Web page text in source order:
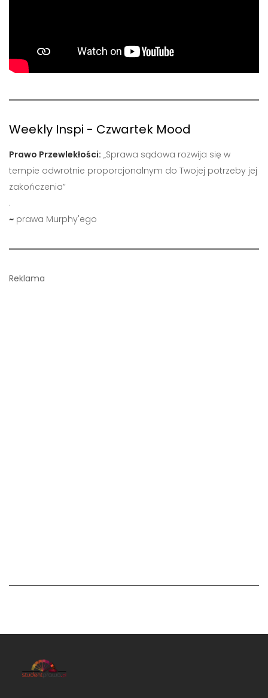
Weekly Inspi - Czwartek Mood
Prawo Przewlekłości: „Sprawa sądowa rozwija się w
tempie odwrotnie proporcjonalnym do Twojej potrzeby jej
zakończenia”
.
~ prawa Murphy'ego
Reklama